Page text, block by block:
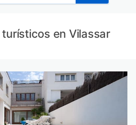
en Vilassar